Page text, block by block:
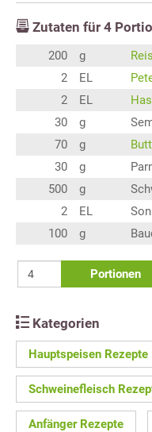
Zutaten für 4
200 g
Reis
2
EL
2
EL
30
g
70
g
30
g
500
g
2
EL
100
g
Portionen
Kategorien
Hauptspeisen Rezepte
Schweinefleisch
Anfänger Rezepte